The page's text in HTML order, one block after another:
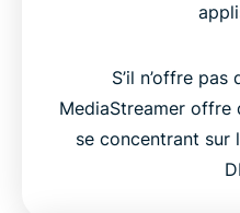
S’il n’offre
MediaStreamer offre
se concentrant sur